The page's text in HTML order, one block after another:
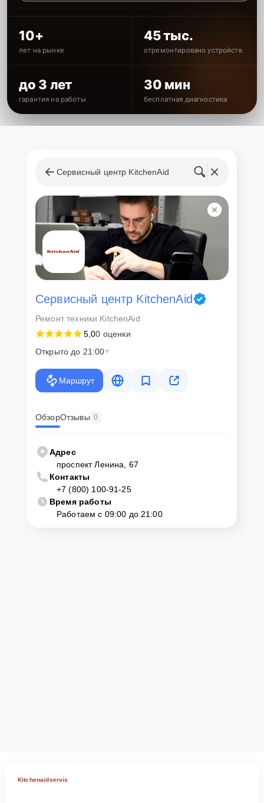
10+
лет на рынке
45 тыс.
отремонтировано устройств
до 3 лет
гарантия на работы
30 мин
бесплатная диагностика
Сервисный центр KitchenAid
Сервисный центр KitchenAid
Ремонт техники KitchenAid
5,00 оценки
Открыто до 21:00
Маршрут
ОбзорОтзывы 0
Адрес
проспект Ленина, 67
Контакты
+7 (800) 100-91-25
Время работы
Работаем с 09:00 до 21:00
Kitchenaidservis